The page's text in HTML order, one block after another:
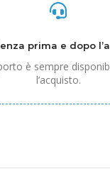
prima e dopo
è sempre
l’acquisto.